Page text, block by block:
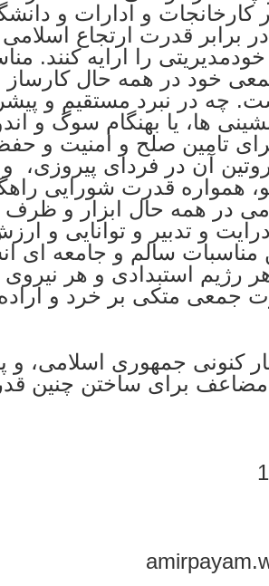
کارخانجات و ادارات و
برابر قدرت ارتجاع اسلامی
را ارایه کنند.
جمعی خود در همه حال
چه در نبرد مستقیم و
ها، یا بهنگام سوگ و
تامین صلح و امنیت و
آن در فردای پیروزی، و
همواره قدرت شورایی
در همه حال ابزار و ظرف
و تدبیر و توانایی و
سالم و جامعه ای
رژیم استبدادی و هر
جمعی متکی بر خرد و
کنونی جمهوری اسلامی، و
مضاعف برای ساختن چنین